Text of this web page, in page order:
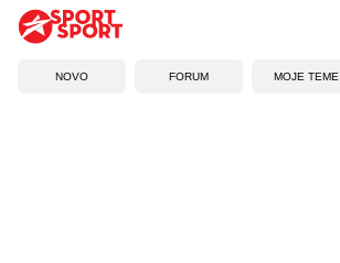
NOVO FORUM MOJE TEME